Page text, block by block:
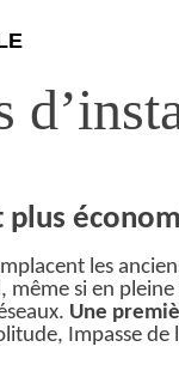
plus
les
si en
Une
Impasse